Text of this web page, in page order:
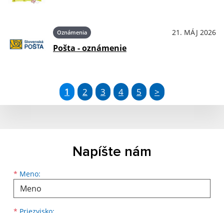
Oznámenia 21. MÁJ 2026
Pošta - oznámenie
1 2 3 4 5 >
Napíšte nám
* Meno:
Meno
Priezvisko
E-mailová adresa